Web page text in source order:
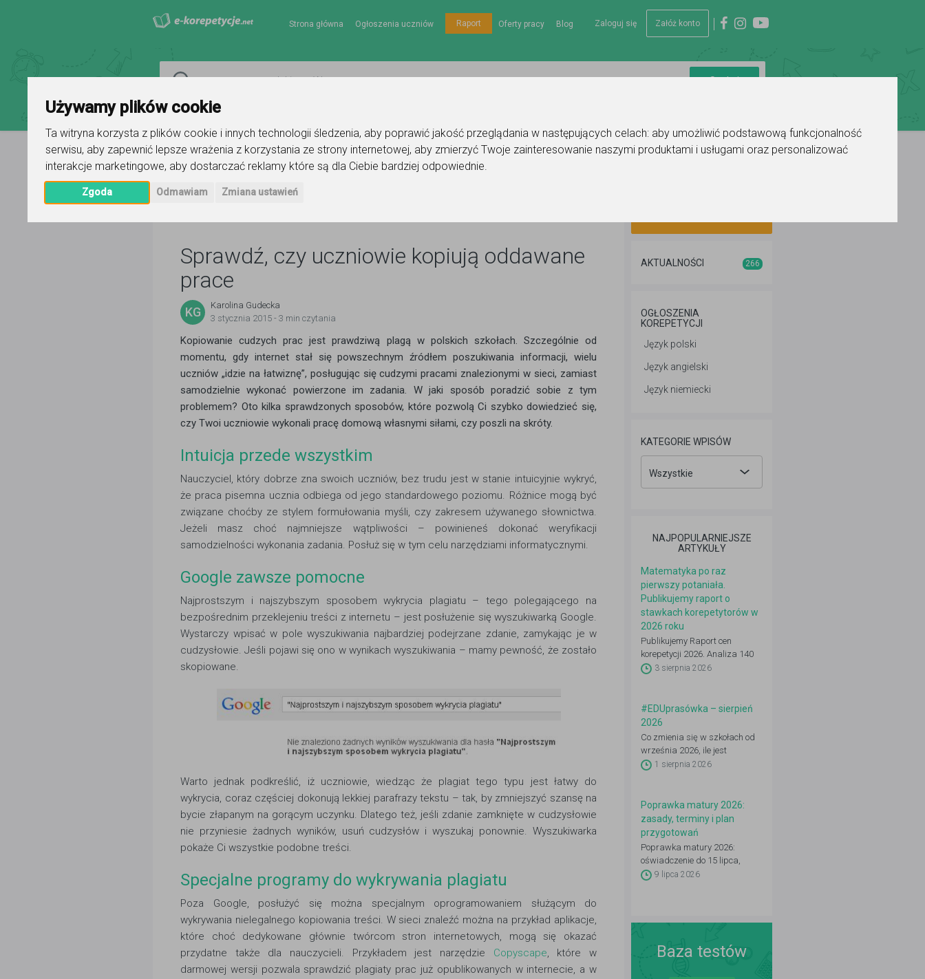
Używamy plików cookie
Ta witryna korzysta z plików cookie i innych technologii śledzenia, aby poprawić jakość przeglądania w następujących celach: aby umożliwić podstawową funkcjonalność
serwisu, aby zapewnić lepsze wrażenia z korzystania ze strony internetowej, aby zmierzyć Twoje zainteresowanie naszymi produktami i usługami oraz personalizować
interakcje marketingowe, aby dostarczać reklamy które są dla Ciebie bardziej odpowiednie.
Zgoda Odmawiam Zmiana ustawień
Zaloguj się Załóż konto
Strona główna Ogłoszenia uczniów Raport Oferty pracy Blog
Strona główna Blog Artykuły Sprawdź, czy uczniowie kopiują oddawane prace
Sprawdź, czy uczniowie kopiują oddawane
prace
KG
Karolina Gudecka
3 stycznia 2015 - 3 min czytania
Kopiowanie cudzych prac jest prawdziwą plagą w polskich szkołach. Szczególnie od
momentu, gdy internet stał się powszechnym źródłem poszukiwania informacji, wielu
uczniów „idzie na łatwiznę”, posługując się cudzymi pracami znalezionymi w sieci, zamiast
samodzielnie wykonać powierzone im zadania. W jaki sposób poradzić sobie z tym
problemem? Oto kilka sprawdzonych sposobów, które pozwolą Ci szybko dowiedzieć się,
czy Twoi uczniowie wykonali pracę domową własnymi siłami, czy poszli na skróty.
Intuicja przede wszystkim
Nauczyciel, który dobrze zna swoich uczniów, bez trudu jest w stanie intuicyjnie wykryć,
że praca pisemna ucznia odbiega od jego standardowego poziomu. Różnice mogą być
związane choćby ze stylem formułowania myśli, czy zakresem używanego słownictwa.
Jeżeli masz choć najmniejsze wątpliwości – powinieneś dokonać weryfikacji
samodzielności wykonania zadania. Posłuż się w tym celu narzędziami informatycznymi.
Google zawsze pomocne
Najprostszym i najszybszym sposobem wykrycia plagiatu – tego polegającego na
bezpośrednim przeklejeniu treści z internetu – jest posłużenie się wyszukiwarką Google.
Wystarczy wpisać w pole wyszukiwania najbardziej podejrzane zdanie, zamykając je w
cudzysłowie. Jeśli pojawi się ono w wynikach wyszukiwania – mamy pewność, że zostało
skopiowane.
Warto jednak podkreślić, iż uczniowie, wiedząc że plagiat tego typu jest łatwy do
wykrycia, coraz częściej dokonują lekkiej parafrazy tekstu – tak, by zmniejszyć szansę na
bycie złapanym na gorącym uczynku. Dlatego też, jeśli zdanie zamknięte w cudzysłowie
nie przyniesie żadnych wyników, usuń cudzysłów i wyszukaj ponownie. Wyszukiwarka
pokaże Ci wszystkie podobne treści.
Specjalne programy do wykrywania plagiatu
Poza Google, posłużyć się można specjalnym oprogramowaniem służącym do
wykrywania nielegalnego kopiowania treści. W sieci znaleźć można na przykład aplikacje,
które choć dedykowane głównie twórcom stron internetowych, mogą się okazać
przydatne także dla nauczycieli. Przykładem jest narzędzie Copyscape, które w
darmowej wersji pozwala sprawdzić plagiaty prac już opublikowanych w internecie, a w
AKTUALNOŚCI 266
OGŁOSZENIA
KOREPETYCJI
Język polski
Język angielski
Język niemiecki
KATEGORIE WPISÓW
Wszystkie
NAJPOPULARNIEJSZE
ARTYKUŁY
Matematyka po raz
pierwszy potaniała.
Publikujemy raport o
stawkach korepetytorów w
2026 roku
Publikujemy Raport cen
korepetycji 2026. Analiza 140
648 ogłoszeń: 22 przedmioty,
3 sierpnia 2026
#EDUprasówka – sierpień
2026
Co zmienia się w szkołach od
września 2026, ile jest
wakatów i czemu unieważniono
1 sierpnia 2026
Poprawka matury 2026:
zasady, terminy i plan
przygotowań
Poprawka matury 2026:
oświadczenie do 15 lipca,
egzamin 24–25 sierpnia.
9 lipca 2026
Baza testów